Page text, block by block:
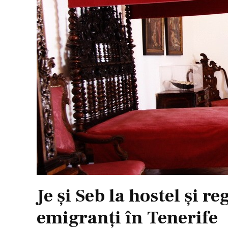
Je şi Seb la hostel şi
emigranţi în Tenerife